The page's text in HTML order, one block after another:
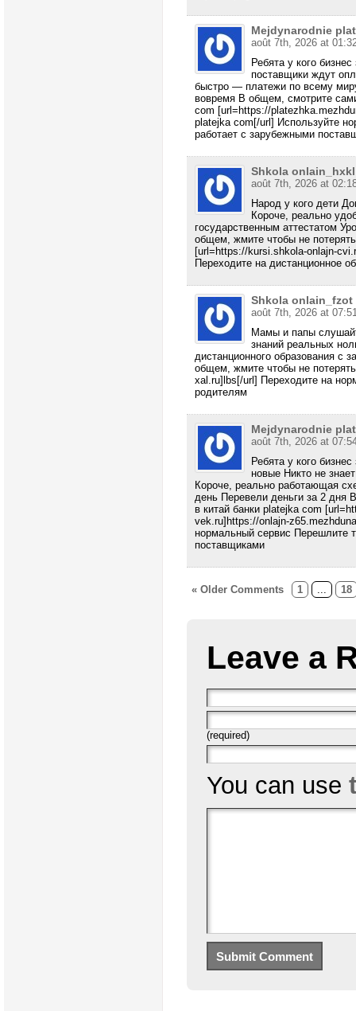
Mejdynarodnie
août 7th, 2026 at
Ребята у кого
поставщики ждут
быстро — платежи по всему
вовремя В общем, смотрите
com [url=https://
platejka com[/url] Используйте
работает с зарубежными
Shkola onlain_hxkl
août 7th, 2026 at
Народ у кого дети
Короче, реально
государственным аттестатом
общем, жмите чтобы не
[url=https://kursi.shkola-onlajn-
Переходите на дистанционное
Shkola onlain_fzot
août 7th, 2026 at
Мамы и папы
знаний реальных
дистанционного образования с
общем, жмите чтобы не
xal.ru]lbs[/url] Переходите на
родителям
Mejdynarodnie
août 7th, 2026 at
Ребята у кого
новые Никто не
Короче, реально работающая
день Перевели деньги за 2
в китай банки platejka com
vek.ru]https://onlajn-
нормальный сервис Перешлите
поставщиками
« Older Comments 1 ... 18
Leave a
(required)
You can use